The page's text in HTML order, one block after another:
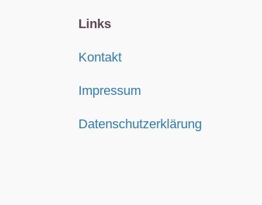
Links
Kontakt
Impressum
Datenschutzerklärung